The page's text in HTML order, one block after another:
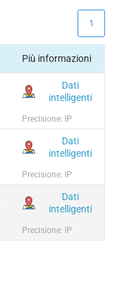
1
Più informazioni
Dati
intelligenti
Precisione: IP
Dati
intelligenti
Precisione: IP
Dati
intelligenti
Precisione: IP